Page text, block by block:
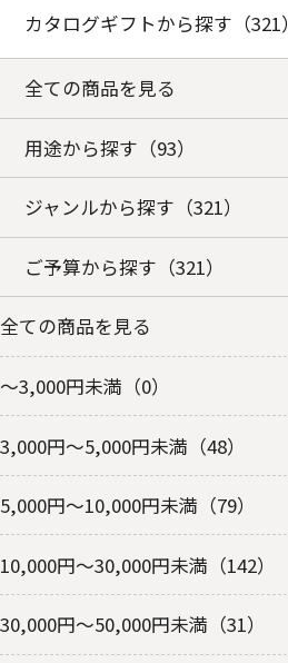
カタログギフトから探す （321）
全ての商品を見る
用途から探す （93）
ジャンルから探す （321）
ご予算から探す （321）
全ての商品を見る
～3,000円未満 （0）
3,000円～5,000円未満 （48）
5,000円～10,000円未満 （79）
10,000円～30,000円未満 （142）
30,000円～50,000円未満 （31）